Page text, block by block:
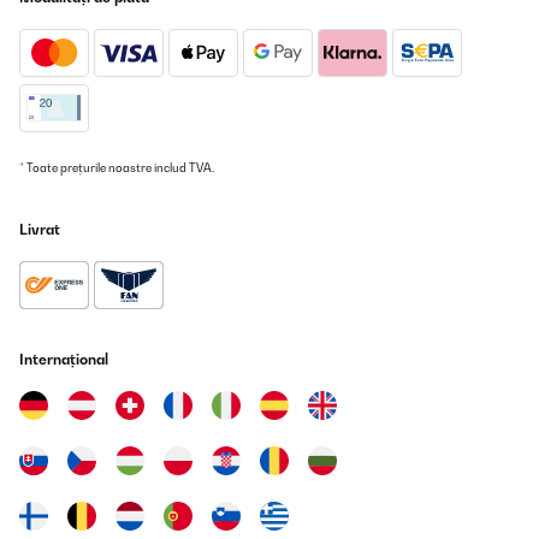
* Toate prețurile noastre includ TVA.
Livrat
Internațional